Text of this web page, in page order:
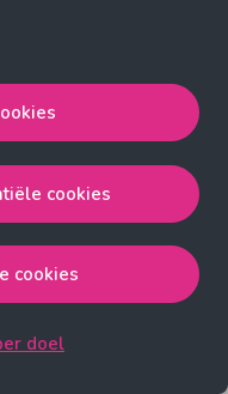
met de strict
en advertentie
akkoord met de strict
cookies
cookies
doel